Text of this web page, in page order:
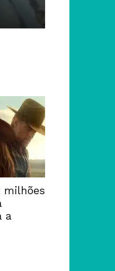
milhões
a